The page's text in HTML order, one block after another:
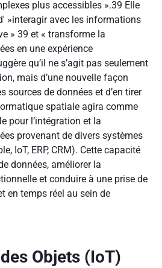
plus accessibles ».39 Elle
»interagir avec les informations
» 39 et « transforme la
en une expérience
qu’il ne s’agit pas seulement
mais d’une nouvelle façon
sources de données et d’en tirer
spatiale agira comme
pour l’intégration et la
provenant de divers systèmes
IoT, ERP, CRM). Cette capacité
données, améliorer la
et conduire à une prise de
en temps réel au sein de
Objets (IoT)